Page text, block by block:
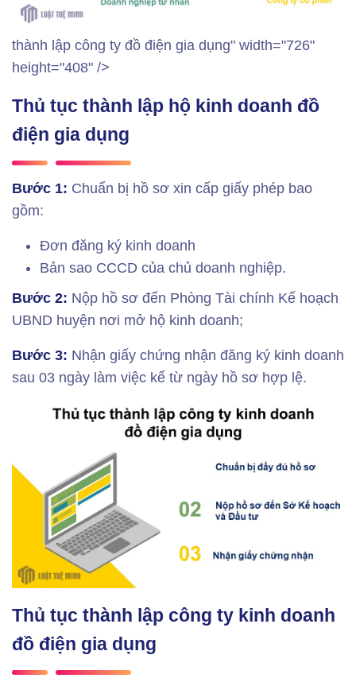
thành lập công ty đồ điện gia dụng" width="726"
height="408" />
Thủ tục thành lập hộ kinh doanh đồ
điện gia dụng
Bước 1: Chuẩn bị hồ sơ xin cấp giấy phép bao
gồm:
Đơn đăng ký kinh doanh
Bản sao CCCD của chủ doanh nghiệp.
Bước 2: Nộp hồ sơ đến Phòng Tài chính Kế hoạch
UBND huyện nơi mở hộ kinh doanh;
Bước 3: Nhận giấy chứng nhận đăng ký kinh doanh
sau 03 ngày làm việc kể từ ngày hồ sơ hợp lệ.
Thủ tục thành lập công ty kinh doanh
đồ điện gia dụng